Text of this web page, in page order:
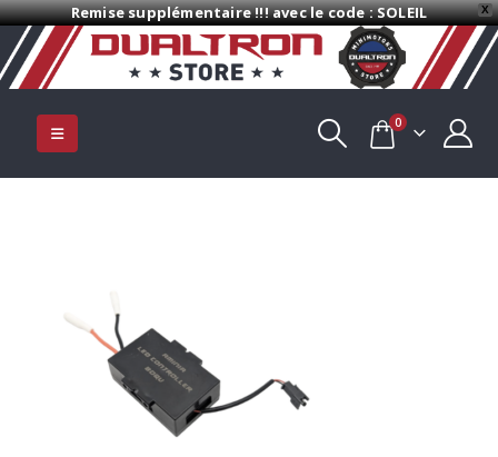
X
Remise supplémentaire !!! avec le code : SOLEIL
0